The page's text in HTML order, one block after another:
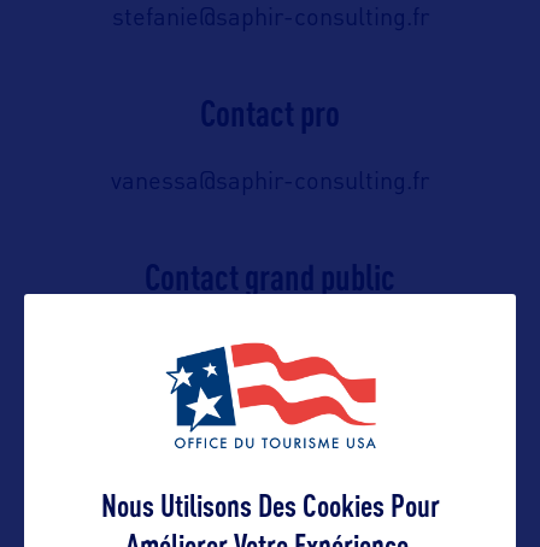
stefanie@saphir-consulting.fr
Contact pro
vanessa@saphir-consulting.fr
Contact grand public
https://www.visitflorida.com/en-
us/contact-us.html
Nous Utilisons Des Cookies Pour